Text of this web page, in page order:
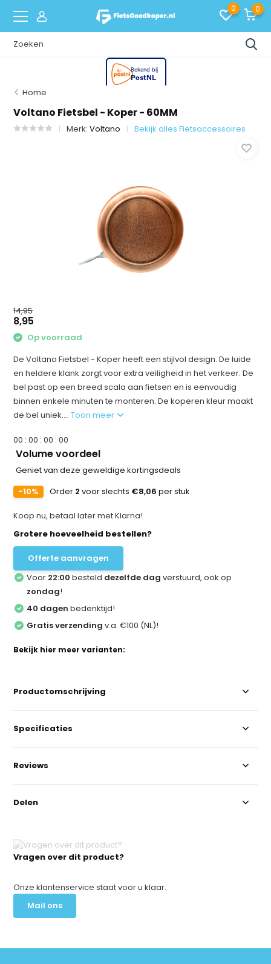
0 0
Home
Voltano Fietsbel - Koper - 60MM
Merk:Voltano Bekijk alles Fietsaccessoires
14,95
8,95
Op voorraad
De Voltano Fietsbel - Koper heeft een stijlvol design. De luide
en heldere klank zorgt voor extra veiligheid in het verkeer. De
bel past op een breed scala aan fietsen en is eenvoudig
binnen enkele minuten te monteren. De koperen kleur maakt
de bel uniek....Toon meer
00 :00 :00 :00
Volume voordeel
Geniet van deze geweldige kortingsdeals
-10%
Order 2 voor slechts €8,06 per stuk
Koop nu, betaal later met Klarna!
Grotere hoeveelheid bestellen?
Offerte aanvragen
Voor 22:00 besteld dezelfde dag verstuurd, ook op
zondag!
40 dagen bedenktijd!
Gratis verzending v.a. €100 (NL)!
Bekijk hier meer varianten:
Vragen over dit product?
Onze klantenservice staat voor u klaar.
Mail ons
Productomschrijving
Specificaties
Reviews
Delen